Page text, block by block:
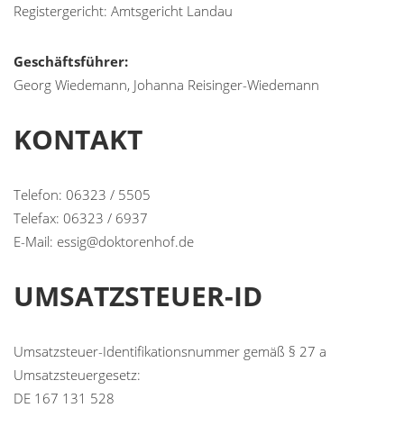
Registergericht: Amtsgericht Landau
Geschäftsführer:
Georg Wiedemann, Johanna Reisinger-Wiedemann
KONTAKT
Telefon: 06323 / 5505
Telefax: 06323 / 6937
E-Mail: essig@doktorenhof.de
UMSATZSTEUER-ID
Umsatzsteuer-Identifikationsnummer gemäß § 27 a
Umsatzsteuergesetz:
DE 167 131 528